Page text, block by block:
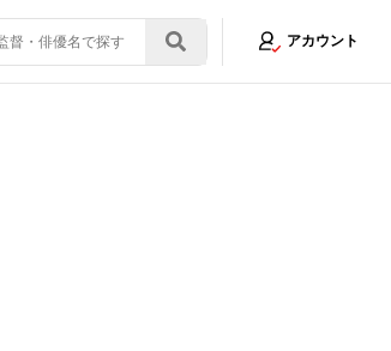
アカウント